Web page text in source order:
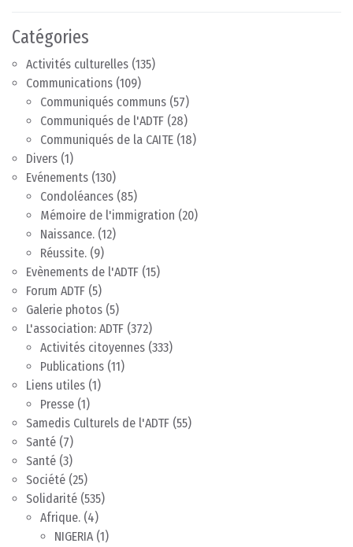
Catégories
Activités culturelles (135)
Communications (109)
Communiqués communs (57)
Communiqués de l'ADTF (28)
Communiqués de la CAITE (18)
Divers (1)
Evénements (130)
Condoléances (85)
Mémoire de l'immigration (20)
Naissance. (12)
Réussite. (9)
Evènements de l'ADTF (15)
Forum ADTF (5)
Galerie photos (5)
L'association: ADTF (372)
Activités citoyennes (333)
Publications (11)
Liens utiles (1)
Presse (1)
Samedis Culturels de l'ADTF (55)
Santé (7)
Santé (3)
Société (25)
Solidarité (535)
Afrique. (4)
NIGERIA(1)